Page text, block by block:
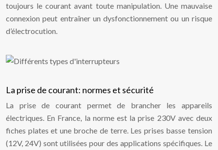
toujours le courant avant toute manipulation. Une mauvaise
connexion peut entraîner un dysfonctionnement ou un risque
d’électrocution.
La prise de courant: normes et sécurité
La prise de courant permet de brancher les appareils
électriques. En France, la norme est la prise 230V avec deux
fiches plates et une broche de terre. Les prises basse tension
(12V, 24V) sont utilisées pour des applications spécifiques. Le